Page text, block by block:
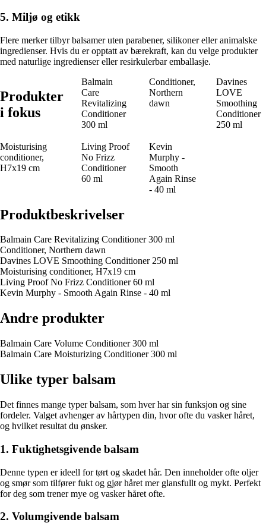
5. Miljø og etikk
Flere merker tilbyr balsamer uten parabener, silikoner eller animalske
ingredienser. Hvis du er opptatt av bærekraft, kan du velge produkter
med naturlige ingredienser eller resirkulerbar emballasje.
Produkter
i fokus
Balmain
Care
Revitalizing
Conditioner
300 ml
Conditioner,
Northern
dawn
Davines
LOVE
Smoothing
Conditioner
250 ml
Moisturising
conditioner,
H7x19 cm
Living Proof
No Frizz
Conditioner
60 ml
Kevin
Murphy -
Smooth
Again Rinse
- 40 ml
Produktbeskrivelser
Balmain Care Revitalizing Conditioner 300 ml
Conditioner, Northern dawn
Davines LOVE Smoothing Conditioner 250 ml
Moisturising conditioner, H7x19 cm
Living Proof No Frizz Conditioner 60 ml
Kevin Murphy - Smooth Again Rinse - 40 ml
Andre produkter
Balmain Care Volume Conditioner 300 ml
Balmain Care Moisturizing Conditioner 300 ml
Ulike typer balsam
Det finnes mange typer balsam, som hver har sin funksjon og sine
fordeler. Valget avhenger av hårtypen din, hvor ofte du vasker håret,
og hvilket resultat du ønsker.
1. Fuktighetsgivende balsam
Denne typen er ideell for tørt og skadet hår. Den inneholder ofte oljer
og smør som tilfører fukt og gjør håret mer glansfullt og mykt. Perfekt
for deg som trener mye og vasker håret ofte.
2. Volumgivende balsam